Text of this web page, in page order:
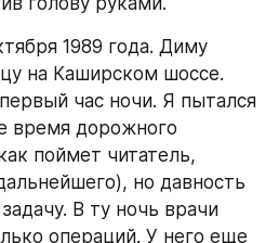
1989 года. Диму
на Каширском шоссе.
час ночи. Я пытался
время дорожного
поймет читатель,
но давность
В ту ночь врачи
операций. У него еще